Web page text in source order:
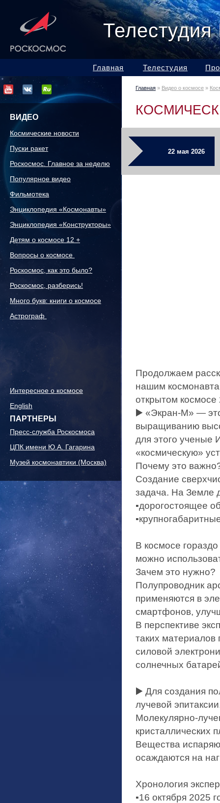
Главная Телестудия
ВИДЕО
Космические новости
Пуски ракет
Роскосмос. Главное за неделю
Популярное видео
Фильмотека
Энциклопедия «Космонавты»
Энциклопедия «Конструкторы»
Детям о космосе 12 +
Вопросы о космосе
Роскосмос, как это было?
Роскосмос, разберись!
Много букв: книги о космосе
Астрограф
Интересное о космосе
English
ПАРТНЕРЫ
Пресс-служба Роскосмоса
ЦПК имени Ю.А. Гагарина
Музей космонавтики (Москва)
Главная » Видео о космосе »
22 мая 2026
Продолжаем
нашим
открытом космосе
▶️ «Экран‑М» —
выращиванию
для этого ученые
«космическую»
Почему это
Создание
задача. На Земле
▪️дорогостоящее
В космосе
можно
Зачем это нужно?
Полупроводник
применяются в
смартфонов,
В перспективе
таких материалов
силовой
солнечных
▶️ Для создания
лучевой
кристаллических
Вещества
осаждаются на
Хронология
▪️16 октября 2025